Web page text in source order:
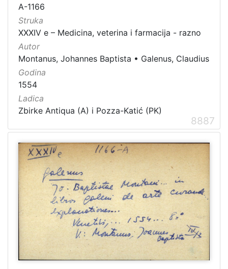
A-1166
Struka
XXXIV e – Medicina, veterina i farmacija - razno
Autor
Montanus, Johannes Baptista • Galenus, Claudius
Godina
1554
Ladica
Zbirke Antiqua (A) i Pozza-Katić (PK)
8887